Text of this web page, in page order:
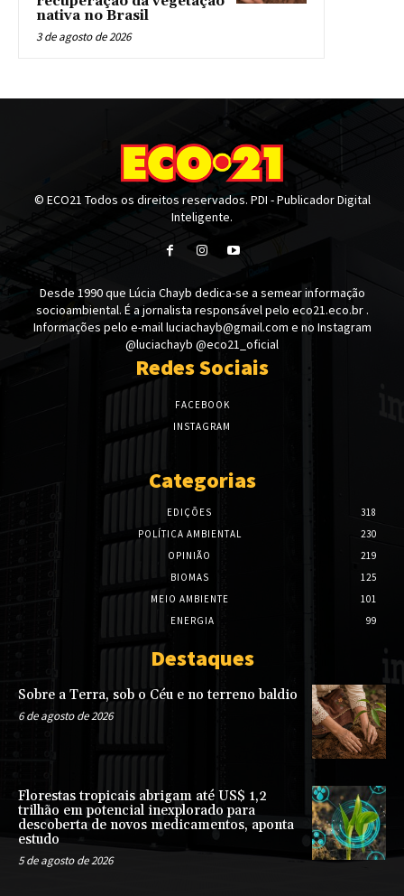
nativa no Brasil
3 de agosto de 2026
© ECO21 Todos os direitos reservados. PDI - Publicador Digital
Inteligente.
Desde 1990 que Lúcia Chayb dedica-se a semear informação
socioambiental. É a jornalista responsável pelo eco21.eco.br .
Informações pelo e-mail luciachayb@gmail.com e no Instagram
@luciachayb @eco21_oficial
Redes Sociais
FACEBOOK
INSTAGRAM
Categorias
EDIÇÕES
318
POLÍTICA AMBIENTAL
230
OPINIÃO
219
BIOMAS
125
MEIO AMBIENTE
101
ENERGIA
99
Destaques
Sobre a Terra, sob o Céu e no terreno baldio
6 de agosto de 2026
Florestas tropicais abrigam até US$ 1,2
trilhão em potencial inexplorado para
descoberta de novos medicamentos, aponta
estudo
5 de agosto de 2026